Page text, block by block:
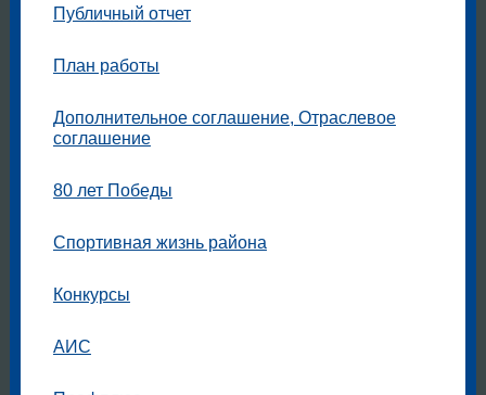
Публичный отчет
План работы
Дополнительное соглашение, Отраслевое
соглашение
80 лет Победы
Спортивная жизнь района
Конкурсы
АИС